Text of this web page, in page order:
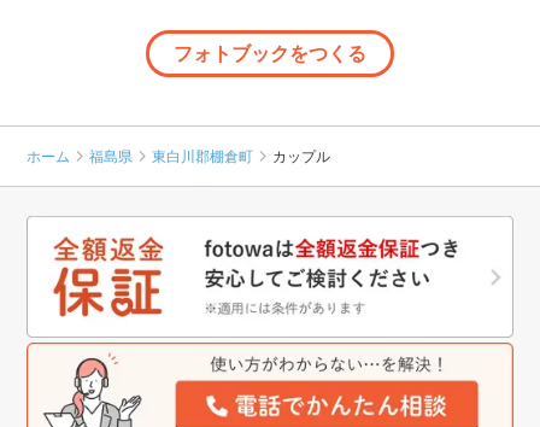
フォトブックをつくる
ホーム 福島県 東白川郡棚倉町 カップル